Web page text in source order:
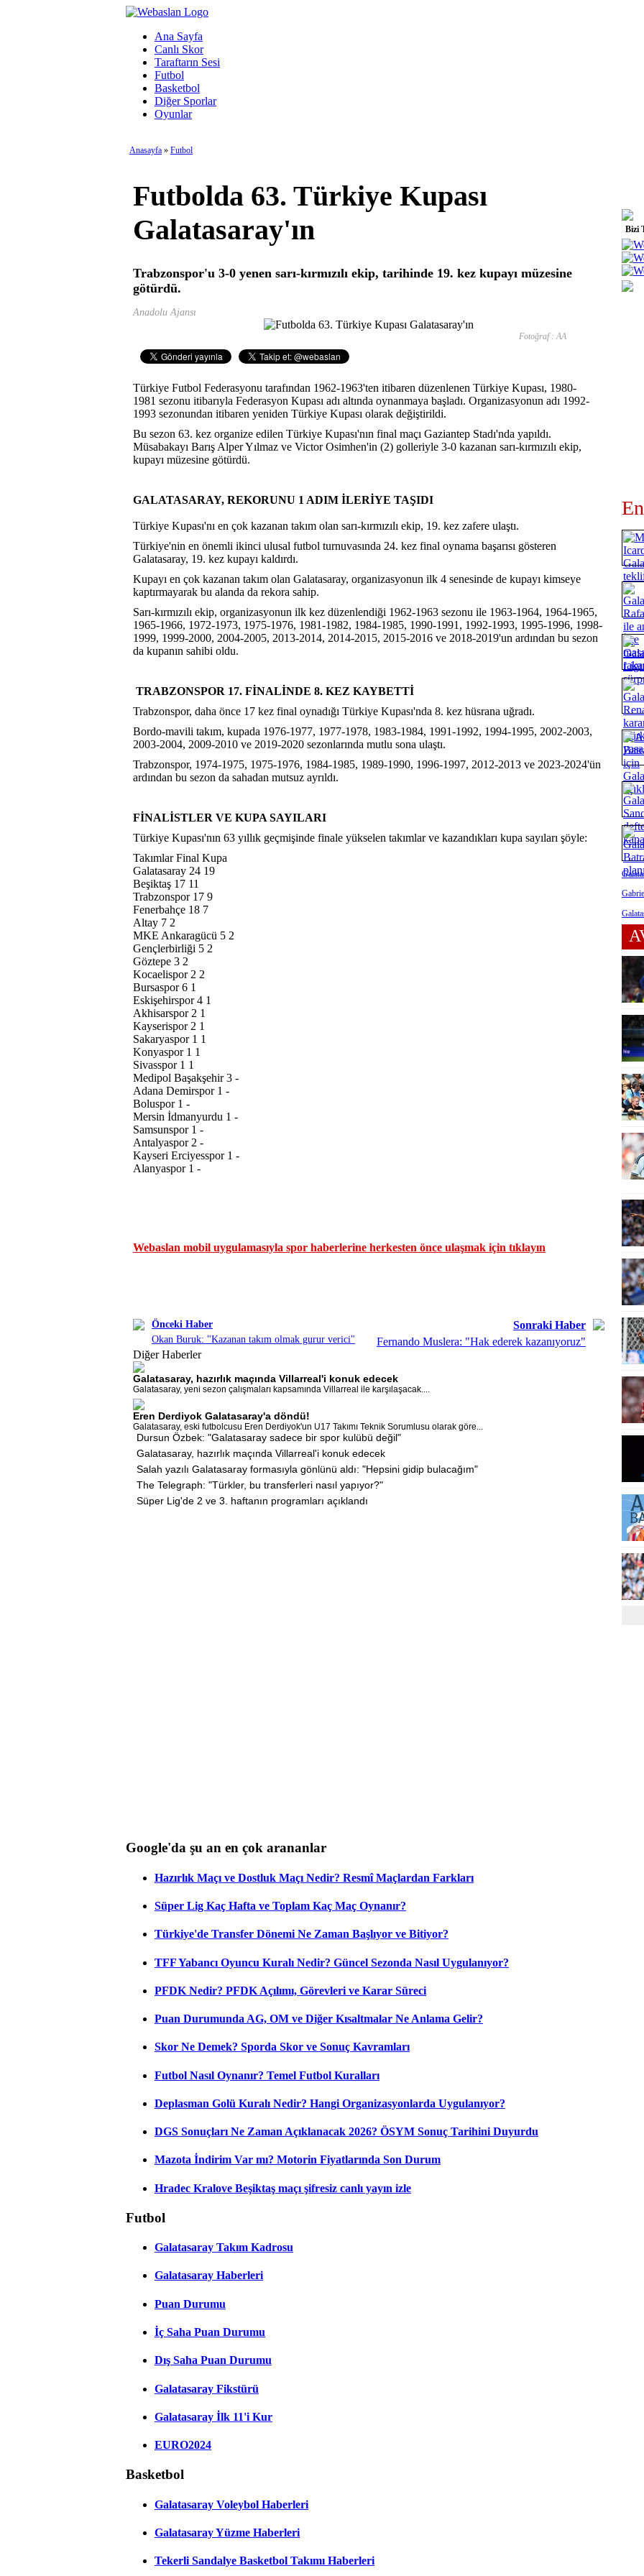
Ana Sayfa
Canlı Skor
Taraftarın Sesi
Futbol
Basketbol
Diğer Sporlar
Oyunlar
Anasayfa » Futbol
Futbolda 63. Türkiye Kupası
Galatasaray'ın
Trabzonspor'u 3-0 yenen sarı-kırmızılı ekip, tarihinde 19. kez kupayı müzesine
götürdü.
Anadolu Ajansı
Fotoğraf : AA
Türkiye Futbol Federasyonu tarafından 1962-1963'ten itibaren düzenlenen Türkiye Kupası, 1980-
1981 sezonu itibarıyla Federasyon Kupası adı altında oynanmaya başladı. Organizasyonun adı 1992-
1993 sezonundan itibaren yeniden Türkiye Kupası olarak değiştirildi.
Bu sezon 63. kez organize edilen Türkiye Kupası'nın final maçı Gaziantep Stadı'nda yapıldı.
Müsabakayı Barış Alper Yılmaz ve Victor Osimhen'in (2) golleriyle 3-0 kazanan sarı-kırmızılı ekip,
kupayı müzesine götürdü.
GALATASARAY, REKORUNU 1 ADIM İLERİYE TAŞIDI
Türkiye Kupası'nı en çok kazanan takım olan sarı-kırmızılı ekip, 19. kez zafere ulaştı.
Türkiye'nin en önemli ikinci ulusal futbol turnuvasında 24. kez final oynama başarısı gösteren
Galatasaray, 19. kez kupayı kaldırdı.
Kupayı en çok kazanan takım olan Galatasaray, organizasyonun ilk 4 senesinde de kupayı kimseye
kaptırmayarak bu alanda da rekora sahip.
Sarı-kırmızılı ekip, organizasyonun ilk kez düzenlendiği 1962-1963 sezonu ile 1963-1964, 1964-1965,
1965-1966, 1972-1973, 1975-1976, 1981-1982, 1984-1985, 1990-1991, 1992-1993, 1995-1996, 1998-
1999, 1999-2000, 2004-2005, 2013-2014, 2014-2015, 2015-2016 ve 2018-2019'un ardından bu sezon
da kupanın sahibi oldu.
TRABZONSPOR 17. FİNALİNDE 8. KEZ KAYBETTİ
Trabzonspor, daha önce 17 kez final oynadığı Türkiye Kupası'nda 8. kez hüsrana uğradı.
Bordo-mavili takım, kupada 1976-1977, 1977-1978, 1983-1984, 1991-1992, 1994-1995, 2002-2003,
2003-2004, 2009-2010 ve 2019-2020 sezonlarında mutlu sona ulaştı.
Trabzonspor, 1974-1975, 1975-1976, 1984-1985, 1989-1990, 1996-1997, 2012-2013 ve 2023-2024'ün
ardından bu sezon da sahadan mutsuz ayrıldı.
FİNALİSTLER VE KUPA SAYILARI
Türkiye Kupası'nın 63 yıllık geçmişinde finale yükselen takımlar ve kazandıkları kupa sayıları şöyle:
Takımlar Final Kupa
Galatasaray 24 19
Beşiktaş 17 11
Trabzonspor 17 9
Fenerbahçe 18 7
Altay 7 2
MKE Ankaragücü 5 2
Gençlerbirliği 5 2
Göztepe 3 2
Kocaelispor 2 2
Bursaspor 6 1
Eskişehirspor 4 1
Akhisarspor 2 1
Kayserispor 2 1
Sakaryaspor 1 1
Konyaspor 1 1
Sivasspor 1 1
Medipol Başakşehir 3 -
Adana Demirspor 1 -
Boluspor 1 -
Mersin İdmanyurdu 1 -
Samsunspor 1 -
Antalyaspor 2 -
Kayseri Erciyesspor 1 -
Alanyaspor 1 -
Webaslan mobil uygulamasıyla spor haberlerine herkesten önce ulaşmak için tıklayın
Önceki Haber
Okan Buruk: "Kazanan takım olmak gurur verici"
Sonraki Haber
Fernando Muslera: "Hak ederek kazanıyoruz"
Diğer Haberler
Galatasaray, hazırlık maçında Villarreal'i konuk edecek
Galatasaray, yeni sezon çalışmaları kapsamında Villarreal ile karşılaşacak....
Eren Derdiyok Galatasaray'a döndü!
Galatasaray, eski futbolcusu Eren Derdiyok'un U17 Takımı Teknik Sorumlusu olarak göre...
Dursun Özbek: "Galatasaray sadece bir spor kulübü değil"
Galatasaray, hazırlık maçında Villarreal'i konuk edecek
Salah yazılı Galatasaray formasıyla gönlünü aldı: "Hepsini gidip bulacağım"
The Telegraph: "Türkler, bu transferleri nasıl yapıyor?"
Süper Lig'de 2 ve 3. haftanın programları açıklandı
Bizi
Google'da şu an en çok arananlar
Hazırlık Maçı ve Dostluk Maçı Nedir? Resmî Maçlardan Farkları
Süper Lig Kaç Hafta ve Toplam Kaç Maç Oynanır?
Türkiye'de Transfer Dönemi Ne Zaman Başlıyor ve Bitiyor?
TFF Yabancı Oyuncu Kuralı Nedir? Güncel Sezonda Nasıl Uygulanıyor?
PFDK Nedir? PFDK Açılımı, Görevleri ve Karar Süreci
Puan Durumunda AG, OM ve Diğer Kısaltmalar Ne Anlama Gelir?
Skor Ne Demek? Sporda Skor ve Sonuç Kavramları
Futbol Nasıl Oynanır? Temel Futbol Kuralları
Deplasman Golü Kuralı Nedir? Hangi Organizasyonlarda Uygulanıyor?
DGS Sonuçları Ne Zaman Açıklanacak 2026? ÖSYM Sonuç Tarihini Duyurdu
Mazota İndirim Var mı? Motorin Fiyatlarında Son Durum
Hradec Kralove Beşiktaş maçı şifresiz canlı yayın izle
Futbol
Galatasaray Takım Kadrosu
Galatasaray Haberleri
Puan Durumu
İç Saha Puan Durumu
Dış Saha Puan Durumu
Galatasaray Fikstürü
Galatasaray İlk 11'i Kur
EURO2024
Basketbol
Galatasaray Voleybol Haberleri
Galatasaray Yüzme Haberleri
Tekerli Sandalye Basketbol Takımı Haberleri